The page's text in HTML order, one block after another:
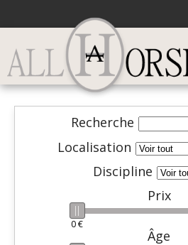
Recherche
Localisation
Discipline
Prix
0 €
Âge